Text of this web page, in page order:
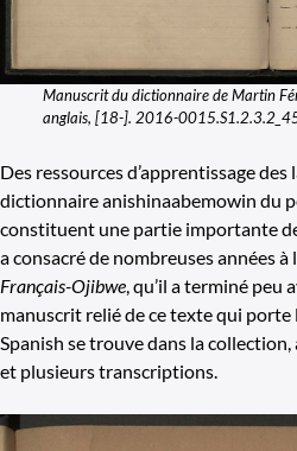
Manuscrit du dictionnaire de Martin
anglais, [18-]. 2016-
Des ressources d’apprentissage des
dictionnaire anishinaabemowin du
constituent une partie importante
a consacré de nombreuses années
Français-Ojibwe, qu’il a terminé peu
manuscrit relié de ce texte qui porte
Spanish se trouve dans la
et plusieurs transcriptions.